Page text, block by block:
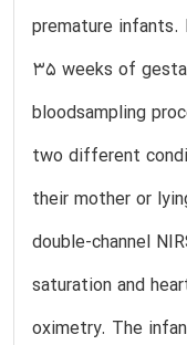
premature infants.
35 weeks of
bloodsampling
two different
their mother or
double-channel
saturation and
oximetry. The